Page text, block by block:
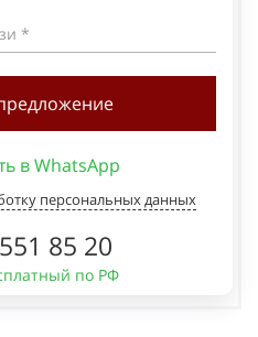
*
в WhatsApp
персональных данных
85 20
по РФ